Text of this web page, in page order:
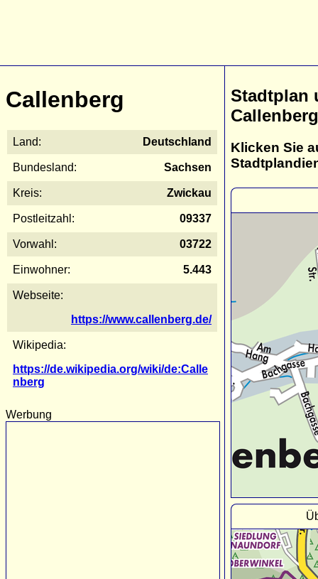
Callenberg
Land: Deutschland
Bundesland: Sachsen
Kreis: Zwickau
Postleitzahl: 09337
Vorwahl: 03722
Einwohner: 5.443
Webseite:
https://www.callenberg.de/
Wikipedia:
https://de.wikipedia.org/wiki/de:Calle
nberg
Werbung
Stadtplan
Callenberg
Klicken Sie